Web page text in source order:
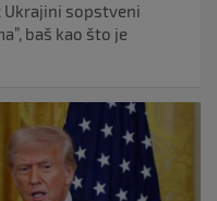
Ukrajini sopstveni
baš kao što je